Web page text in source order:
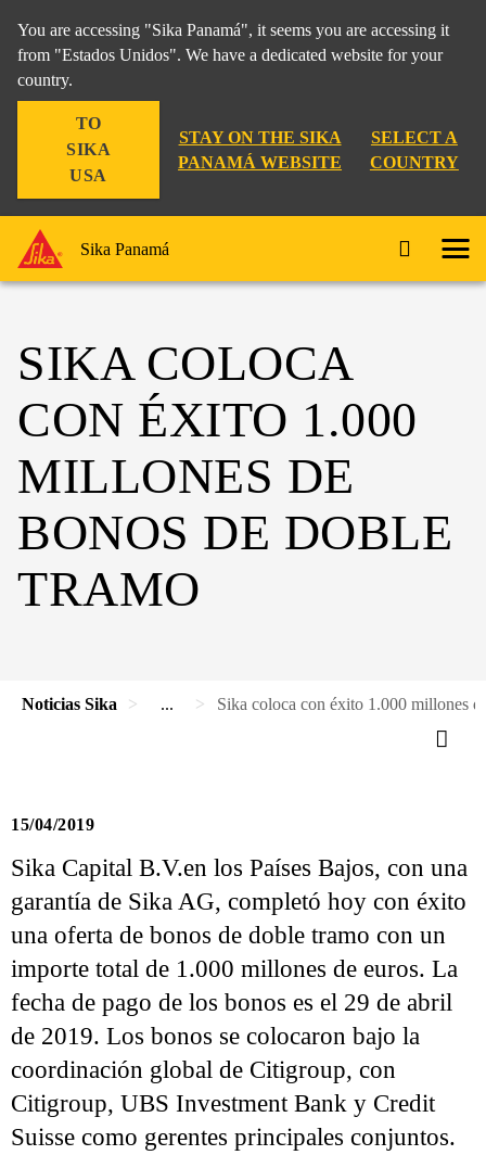
You are accessing "Sika Panamá", it seems you are accessing it
from "Estados Unidos". We have a dedicated website for your
country.
TO
SIKA
USA
STAY ON THE SIKA
PANAMÁ WEBSITE
SELECT A
COUNTRY
Sika Panamá
SIKA COLOCA
CON ÉXITO 1.000
MILLONES DE
BONOS DE DOBLE
TRAMO
Noticias Sika ... Sika coloca con éxito 1.000 millones
15/04/2019
Sika Capital B.V.en los Países Bajos, con una
garantía de Sika AG, completó hoy con éxito
una oferta de bonos de doble tramo con un
importe total de 1.000 millones de euros. La
fecha de pago de los bonos es el 29 de abril
de 2019. Los bonos se colocaron bajo la
coordinación global de Citigroup, con
Citigroup, UBS Investment Bank y Credit
Suisse como gerentes principales conjuntos.